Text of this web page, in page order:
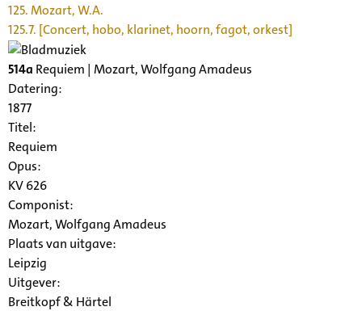
125. Mozart, W.A.
125.7. [Concert, hobo, klarinet, hoorn, fagot, orkest]
514a Requiem | Mozart, Wolfgang Amadeus
Datering:
1877
Titel:
Requiem
Opus:
KV 626
Componist:
Mozart, Wolfgang Amadeus
Plaats van uitgave:
Leipzig
Uitgever:
Breitkopf & Härtel